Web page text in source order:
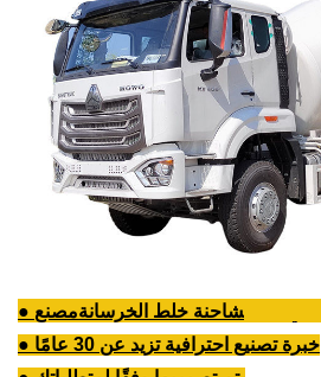
● شاحنة خلط الخرسانةمصنع
● خبرة تصنيع احترافية تزيد عن 30 عامًا